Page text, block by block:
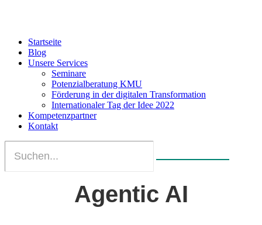
Startseite
Blog
Unsere Services
Seminare
Potenzialberatung KMU
Förderung in der digitalen Transformation
Internationaler Tag der Idee 2022
Kompetenzpartner
Kontakt
Agentic AI